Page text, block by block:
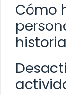
Cómo
historia